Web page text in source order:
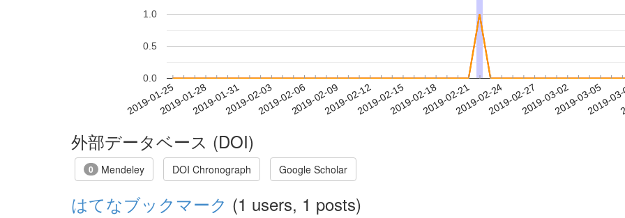
2019-01-252019-01-282019-01-312019-02-032019-02-062019-02-092019-02-122019-02-152019-02-182019-02-212019-02-242019-02-272019-03-022019-03-05
2019-
0.0
0.5
1.0
外部データベース (DOI)
0 Mendeley DOI Chronograph Google Scholar
はてなブックマーク (1 users, 1 posts)